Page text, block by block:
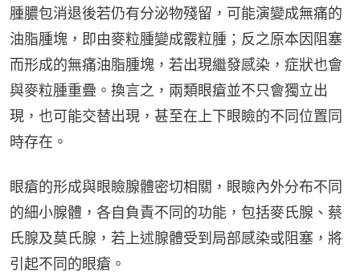
腫膿包消退後若仍有分泌物殘留，可能演變成無痛的
油脂腫塊，即由麥粒腫變成霰粒腫；反之原本因阻塞
而形成的無痛油脂腫塊，若出現繼發感染，症狀也會
與麥粒腫重疊。換言之，兩類眼瘡並不只會獨立出
現，也可能交替出現，甚至在上下眼瞼的不同位置同
時存在。
眼瘡的形成與眼瞼腺體密切相關，眼瞼內外分布不同
的細小腺體，各自負責不同的功能，包括麥氏腺、蔡
氏腺及莫氏腺，若上述腺體受到局部感染或阻塞，將
引起不同的眼瘡。